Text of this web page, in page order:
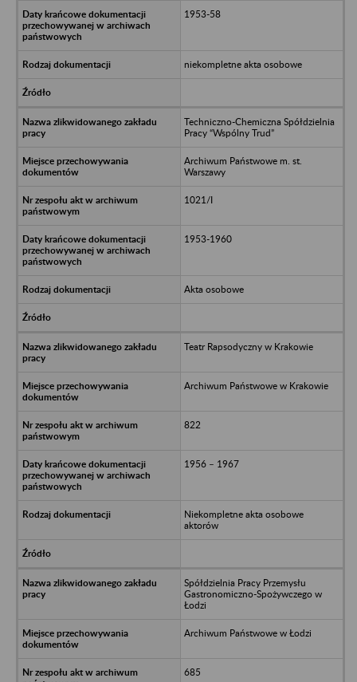
1953-58
niekompletne akta osobowe
Techniczno-Chemiczna Spółdzielnia
Pracy “Wspólny Trud”
Archiwum Państwowe m. st.
Warszawy
1021/I
1953-1960
Akta osobowe
Teatr Rapsodyczny w Krakowie
Archiwum Państwowe w Krakowie
822
1956 – 1967
Niekompletne akta osobowe
aktorów
Spółdzielnia Pracy Przemysłu
Gastronomiczno-Spożywczego w
Łodzi
Archiwum Państwowe w Łodzi
685